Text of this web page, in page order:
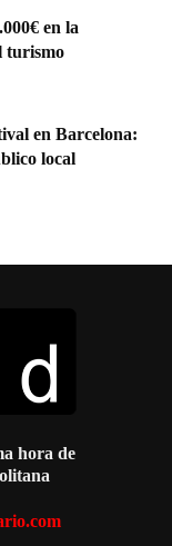
en la
turismo
en Barcelona:
local
hora de